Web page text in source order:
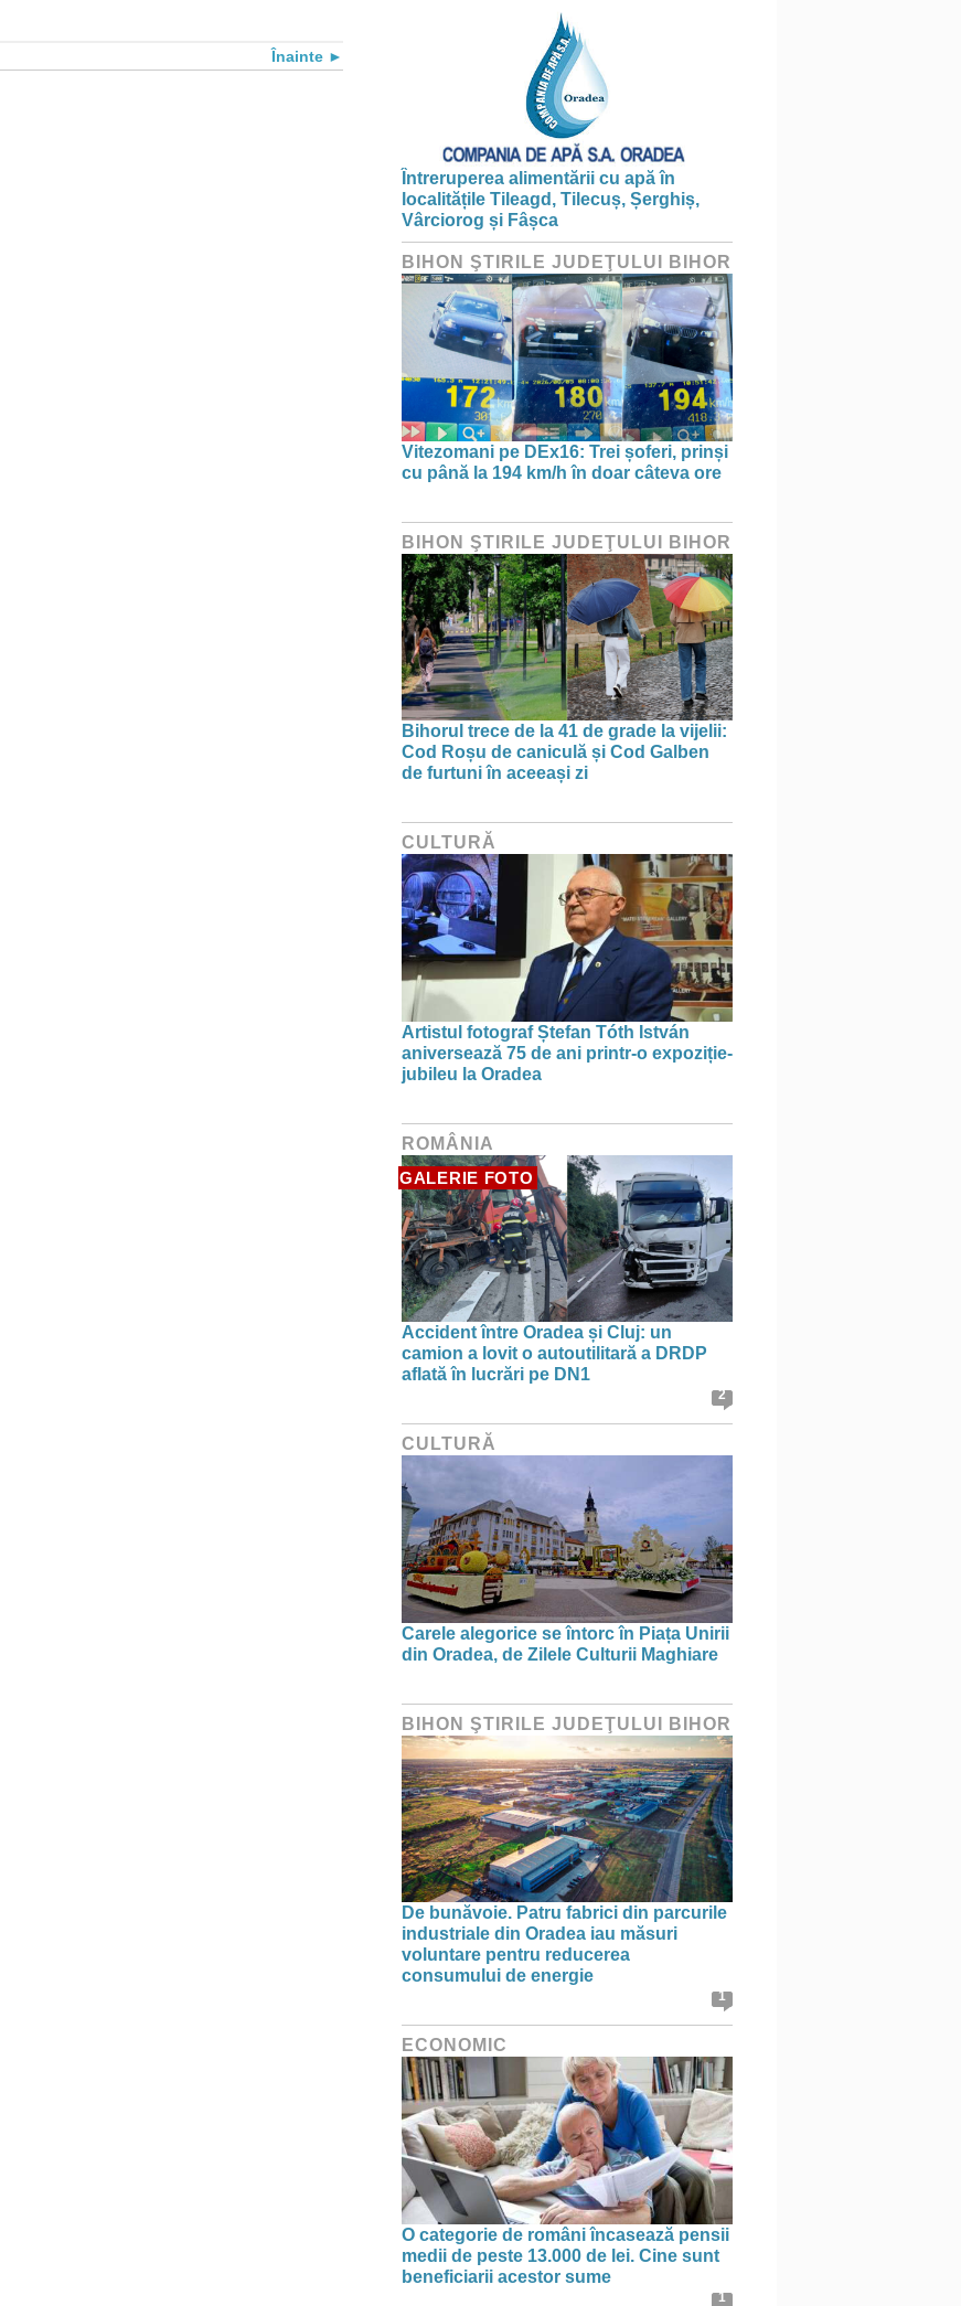
Înainte
Întreruperea alimentării cu apă în
localitățile Tileagd, Tilecuș, Șerghiș,
Vârciorog și Fâșca
BIHON ŞTIRILE JUDEŢULUI BIHOR
Vitezomani pe DEx16: Trei șoferi, prinși
cu până la 194 km/h în doar câteva ore
BIHON ŞTIRILE JUDEŢULUI BIHOR
Bihorul trece de la 41 de grade la vijelii:
Cod Roșu de caniculă și Cod Galben
de furtuni în aceeași zi
CULTURĂ
Artistul fotograf Ștefan Tóth István
aniversează 75 de ani printr-o expoziție-
jubileu la Oradea
ROMÂNIA
GALERIE FOTO
Accident între Oradea și Cluj: un
camion a lovit o autoutilitară a DRDP
aflată în lucrări pe DN1
2
CULTURĂ
Carele alegorice se întorc în Piața Unirii
din Oradea, de Zilele Culturii Maghiare
BIHON ŞTIRILE JUDEŢULUI BIHOR
De bunăvoie. Patru fabrici din parcurile
industriale din Oradea iau măsuri
voluntare pentru reducerea
consumului de energie
1
ECONOMIC
O categorie de români încasează pensii
medii de peste 13.000 de lei. Cine sunt
beneficiarii acestor sume
1